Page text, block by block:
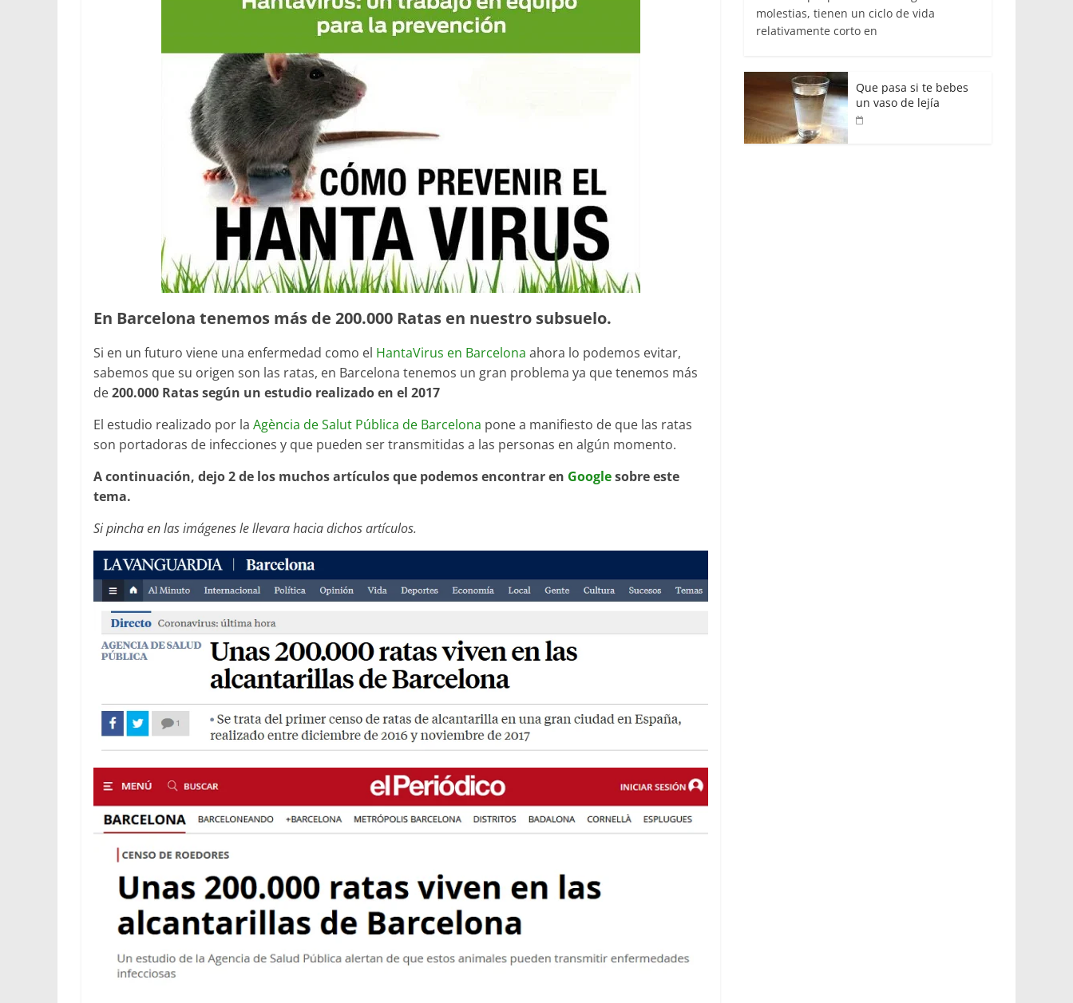
En Barcelona tenemos más de 200.000 Ratas en nuestro subsuelo.
Si en un futuro viene una enfermedad como el HantaVirus en Barcelona ahora lo podemos evitar,
sabemos que su origen son las ratas, en Barcelona tenemos un gran problema ya que tenemos más
de200.000 Ratas según un estudio realizado en el 2017
El estudio realizado por la Agència de Salut Pública de Barcelona pone a manifiesto de que las ratas
son portadoras de infecciones y que pueden ser transmitidas a las personas en algún momento.
A continuación, dejo 2 de los muchos artículos que podemos encontrar en Googlesobre este
tema.
Si pincha en las imágenes le llevara hacia dichos artículos.
molestias, tienen un ciclo de vida
relativamente corto en
Que pasa si te bebes
un vaso de lejía